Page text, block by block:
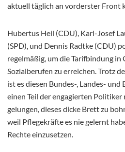
aktuell täglich an vorderster Front
Hubertus Heil (CDU), Karl-Josef
(SPD), und Dennis Radtke (CDU)
regelmäßig, um die Tarifbindung in
Sozialberufen zu erreichen. Trotz
ist es diesen Bundes-, Landes-
einen Teil der engagierten
gelungen, dieses dicke Brett zu
weil Pflegekräfte es nie gelernt
Rechte einzusetzen.